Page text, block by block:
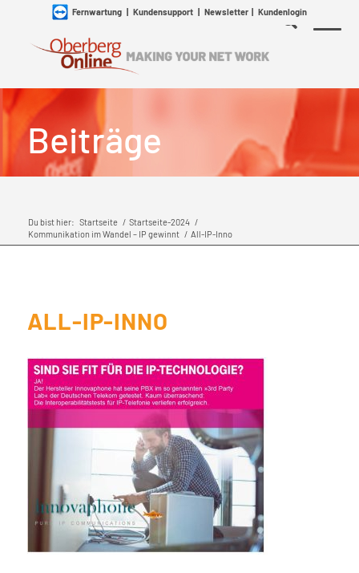
Fernwartung| Kundensupport| Newsletter| Kundenlogin
Beiträge
Du bist hier: Startseite / Startseite-2024 /
Kommunikation im Wandel – IP gewinnt / All-IP-Inno
ALL-IP-INNO